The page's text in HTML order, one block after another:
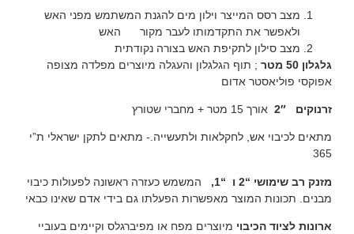
מצב רסס המייצר וילון מים להגנת המשתמש מפני האש
ולאפשר את התקדמותו לעבר מקור האש
מצב סילון לתקיפת האש בצורה נקודתית
גלגלון 50 מטר
; תוף הגלגלון והעגלה מיוצרים מפלדה מצופה
אפוקסי פוליאסטר אדום
זרנוקים 2″ אורך 15 מטר + מחברי שטורץ
מתאים לכיבוי אש, לחקלאות ולתעשייה.- מתאים לתקן ישראלי ת”י
365
מזנק רב שימושי “2 ו “1 , המשמש כעזרה ראשונה לפעולות כיבוי
מבנים. תכונות המוצר מאפשרות הפעלתו גם בידי אדם שאינו כבאי
ארונות לציוד הכיבוי מיוצרים מפח או מפיברגלס וקיימים בעוביי